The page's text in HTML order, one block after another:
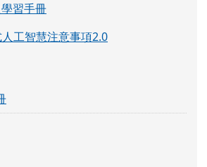
習手冊
工智慧注意事項2.0